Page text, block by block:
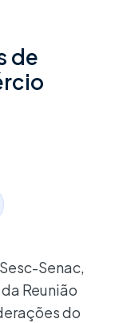
de
Senac,
Reunião
do